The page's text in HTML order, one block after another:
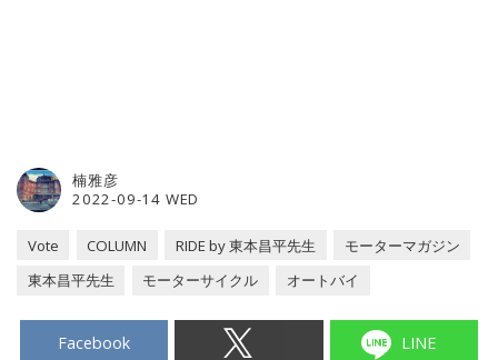
2022-09-14 WED
楠雅彦
Vote COLUMN RIDE by 東本昌平先生
モーターマガジン
東本昌平先生
モーターサイクル オートバイ
Facebook LINE